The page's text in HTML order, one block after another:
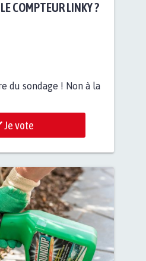
COMPTEUR LINKY ?
du sondage ! Non à la
Je vote